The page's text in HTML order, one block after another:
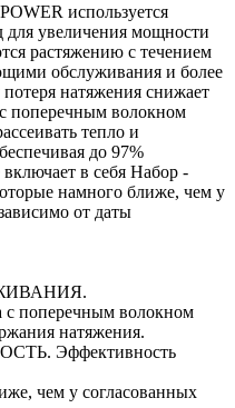
используется
увеличения мощности
растяжению с течением
обслуживания и более
натяжения снижает
поперечным волокном
тепло и
до 97%
в себя Набор -
намного ближе, чем у
от даты
с поперечным волокном
натяжения.
Эффективность
чем у согласованных